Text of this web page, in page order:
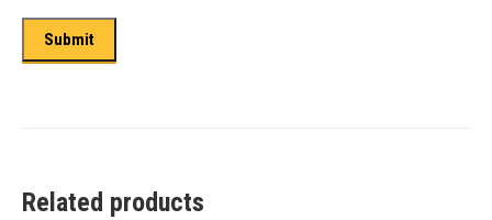
Related products